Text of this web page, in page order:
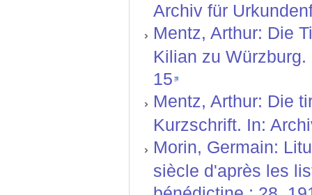
Archiv für
Mentz, Arthur: Die
Kilian zu
15
Mentz, Arthur: Die
Kurzschrift. In:
Morin, Germain:
siècle d'après les